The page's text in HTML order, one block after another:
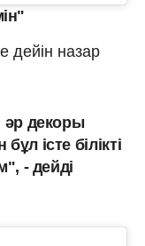
дейін назар
декоры
істе білікті
- дейді